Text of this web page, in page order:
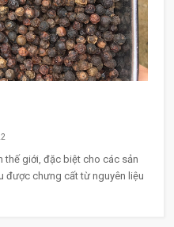
thế giới, đặc biệt cho các sản
được chưng cất từ nguyên liệu